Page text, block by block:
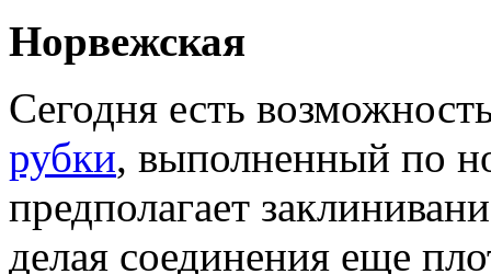
Норвежская
Сегодня есть
рубки, выполненный по
предполагает
делая соединения еще